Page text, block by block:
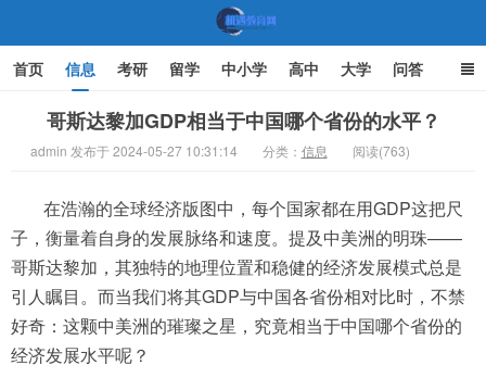
首页 信息 考研 留学 中小学 高中 大学 问答
家庭教育
哥斯达黎加GDP相当于中国哪个省份的水平？
admin 发布于 2024-05-27 10:31:14 分类： 信息 阅读(763)
在浩瀚的全球经济版图中，每个国家都在用GDP这把尺
子，衡量着自身的发展脉络和速度。提及中美洲的明珠——
哥斯达黎加，其独特的地理位置和稳健的经济发展模式总是
引人瞩目。而当我们将其GDP与中国各省份相对比时，不禁
好奇：这颗中美洲的璀璨之星，究竟相当于中国哪个省份的
经济发展水平呢？